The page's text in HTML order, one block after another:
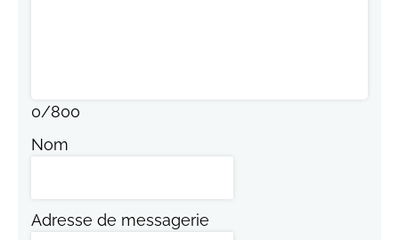
0/800
Nom
Adresse de messagerie